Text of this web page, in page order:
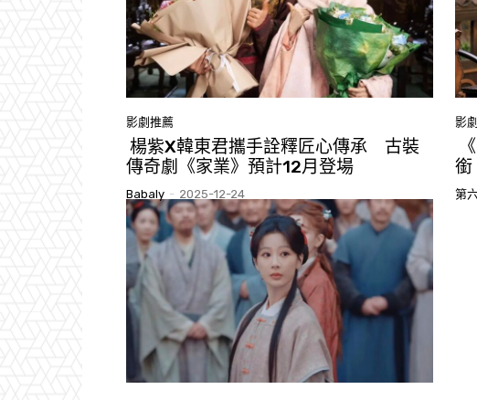
影劇推薦
楊紫X韓東君攜手詮釋匠心傳承 古裝
傳奇劇《家業》預計12月登場
Babaly - 2025-12-24
影
銜
第